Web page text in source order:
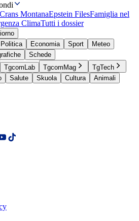
Crans MontanaEpstein FilesFamiglia nel
ClimaTutti i dossier
Politica Economia Sport
Meteo
Schede
TgcomLab TgcomMag
TgTech
Salute Skuola Cultura
Animali